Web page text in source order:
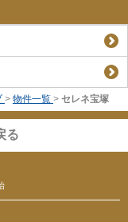
> 物件一覧 > セレネ宝塚
る